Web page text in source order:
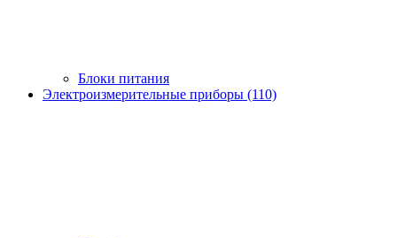
Блоки питания
Электроизмерительные приборы (110)